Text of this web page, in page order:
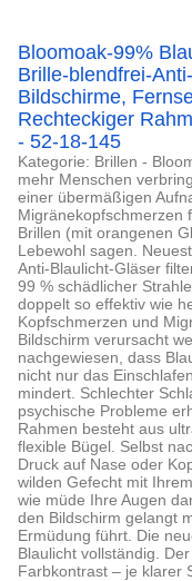
Bloomoak-99%
Brille-blendfrei-
Bildschirme,
Rechteckiger
- 52-18-145
Kategorie: Brillen -
mehr Menschen
einer übermäßigen
Migränekopfschmerzen
Brillen (mit orangenen
Lebewohl sagen.
Anti-Blaulicht-Gläser
99 % schädlicher
doppelt so effektiv wie
Kopfschmerzen und
Bildschirm verursacht
nachgewiesen, dass
nicht nur das
mindert. Schlechter
psychische Probleme
Rahmen besteht aus
flexible Bügel. Selbst
Druck auf Nase oder
wilden Gefecht mit
wie müde Ihre Augen
den Bildschirm gelangt
Ermüdung führt. Die
Blaulicht vollständig.
Farbkontrast – je klarer